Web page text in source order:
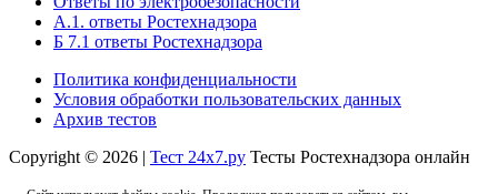
А.1. ответы Ростехнадзора
Б 7.1 ответы Ростехнадзора
Политика конфиденциальности
Условия обработки пользовательских данных
Архив тестов
Copyright © 2026 | Тест 24х7.ру Тесты Ростехнадзора онлайн